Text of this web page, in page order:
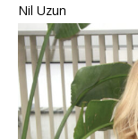
Nil Uzun